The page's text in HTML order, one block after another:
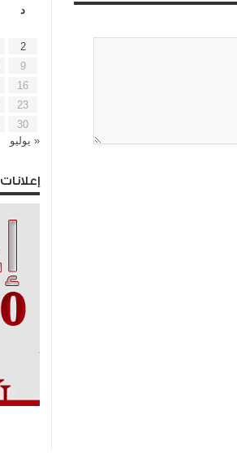
د
2
9
16
23
30
« يوليو
إعلانات